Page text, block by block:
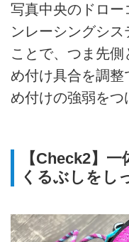
写真中央のドロー
ンレーシングシ
ことで、つま先
め付け具合を調
め付けの強弱を
【Check2】一
くるぶしをし